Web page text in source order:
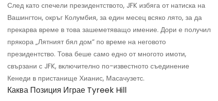
След като спечели президентството, JFK избяга от натиска на
Вашингтон, окръг Колумбия, за един месец всяко лято, за да
прекарва време в това зашеметяващо имение. Дори е получил
прякора „Лятният бял дом“ по време на неговото
президентство. Това беше само едно от многото имоти,
свързани с JFK, включително по-известното съединение
Кенеди в пристанище Хианис, Масачузетс.
Каква Позиция Играе Tyreek Hill